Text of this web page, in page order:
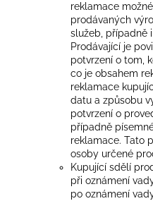
reklamace
prodávaných
služeb, případně
Prodávající je
potvrzení o tom,
co je obsahem
reklamace
datu a způsobu
potvrzení o
případně
reklamace. Tato
osoby určené
Kupující sdělí
při oznámení
po oznámení